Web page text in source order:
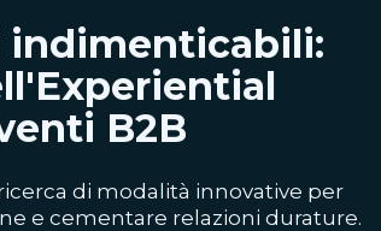
indimenticabili:
B2B
di modalità innovative per
e cementare relazioni durature.